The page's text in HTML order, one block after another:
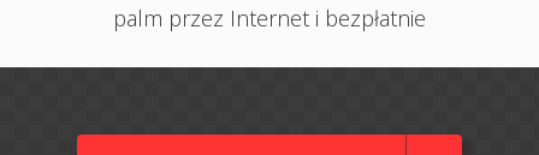
palm przez Internet i bezpłatnie